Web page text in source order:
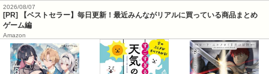
2026/08/07
[PR] 【ベストセラー】毎日更新！最近みんながリアルに買っている商品まとめ
ゲーム編
Amazon